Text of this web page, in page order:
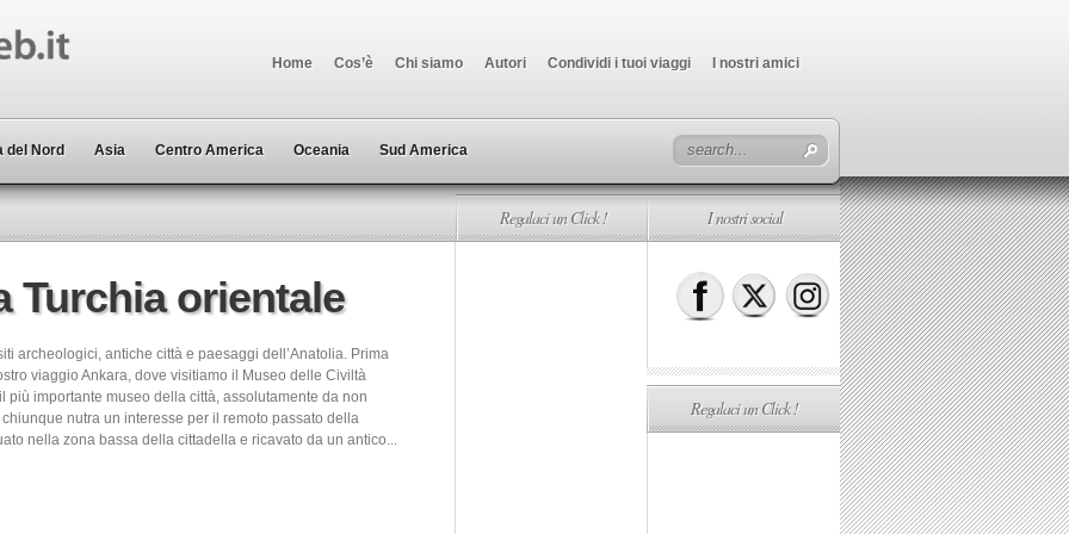
Home Cos’è Chi siamo Autori Condividi i tuoi viaggi I nostri amici
del Nord Asia Centro America Oceania Sud America
Turchia orientale
archeologici, antiche città e paesaggi dell’Anatolia. Prima
viaggio Ankara, dove visitiamo il Museo delle Civiltà
più importante museo della città, assolutamente da non
nutra un interesse per il remoto passato della
nella zona bassa della cittadella e ricavato da un antico...
Regalaci un Click ! I nostri social
Regalaci un Click !